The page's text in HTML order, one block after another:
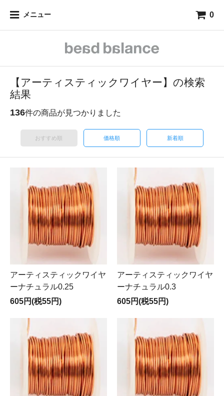
メニュー 0
【アーティスティックワイヤー】の検索
結果
136件の商品が見つかりました
おすすめ順 価格順 新着順
アーティスティックワイヤ
ーナチュラル0.25
605円(税55円)
アーティスティックワイヤ
ーナチュラル0.3
605円(税55円)